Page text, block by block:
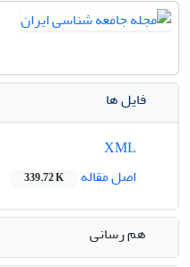
فایل ها
اصل مقاله
339.72 K
هم رسانی